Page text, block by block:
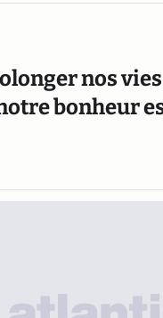
nos vies
bonheur